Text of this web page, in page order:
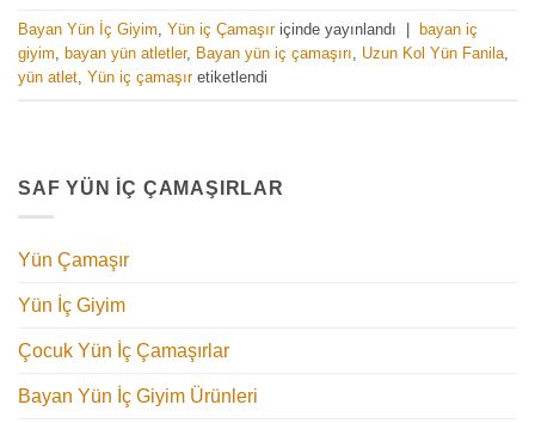
Bayan Yün İç Giyim Yün iç Çamaşıriçinde yayınlandı
bayan iç
giyim
bayan yün atletler, Bayan yün iç çamaşırı Uzun Kol Yün Fanila
yün atlet Yün iç çamaşıretiketlendi
SAF YÜN İÇ ÇAMAŞIRLAR
Yün Çamaşır
Yün İç Giyim
Çocuk Yün İç Çamaşırlar
Bayan Yün İç Giyim Ürünleri